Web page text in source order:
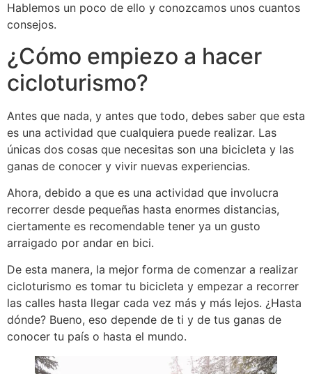
Hablemos un poco de ello y conozcamos unos cuantos
consejos.
¿Cómo empiezo a hacer
cicloturismo?
Antes que nada, y antes que todo, debes saber que esta
es una actividad que cualquiera puede realizar. Las
únicas dos cosas que necesitas son una bicicleta y las
ganas de conocer y vivir nuevas experiencias.
Ahora, debido a que es una actividad que involucra
recorrer desde pequeñas hasta enormes distancias,
ciertamente es recomendable tener ya un gusto
arraigado por andar en bici.
De esta manera, la mejor forma de comenzar a realizar
cicloturismo es tomar tu bicicleta y empezar a recorrer
las calles hasta llegar cada vez más y más lejos. ¿Hasta
dónde? Bueno, eso depende de ti y de tus ganas de
conocer tu país o hasta el mundo.